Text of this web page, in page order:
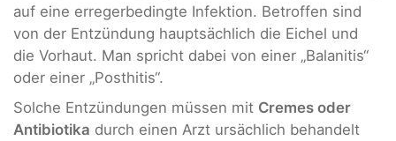
auf eine erregerbedingte Infektion. Betroffen sind
von der Entzündung hauptsächlich die Eichel und
die Vorhaut. Man spricht dabei von einer „Balanitis“
oder einer „Posthitis“.
Solche Entzündungen müssen mit Cremes oder
Antibiotika durch einen Arzt ursächlich behandelt